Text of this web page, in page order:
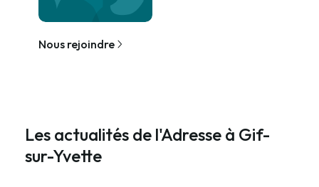
Nous rejoindre
Les actualités de l'Adresse à Gif-
sur-Yvette